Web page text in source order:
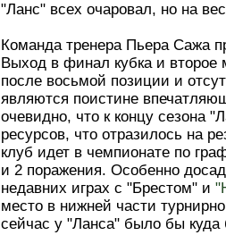
"Ланс" всех очаровал, но на
Команда тренера Пьера Сажа
Выход в финал кубка и второе
после восьмой позиции и
являются поистине
очевидно, что к концу сезона
ресурсов, что отразилось на
клуб идет в чемпионате по
и 2 поражения. Особенно
недавних играх с "Брестом" и
место в нижней части
сейчас у "Ланса" было бы